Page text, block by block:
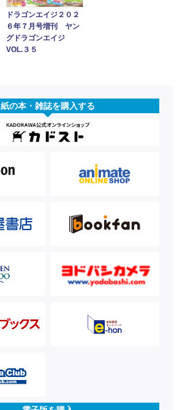
ドラゴンエイジ２０２
６年７月号増刊 ヤン
グドラゴンエイジ
VOL.３５
紙の本・雑誌を購入する